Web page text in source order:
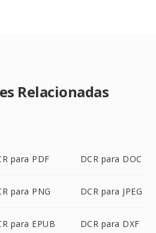
Relacionadas
para PDF DCR para DOC
para PNG DCR para JPEG
para EPUB DCR para DXF